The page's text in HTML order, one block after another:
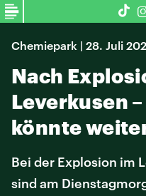
Chemiepark | 28. Juli
Nach
Leverkusen
könnte
Bei der Explosion im
sind am